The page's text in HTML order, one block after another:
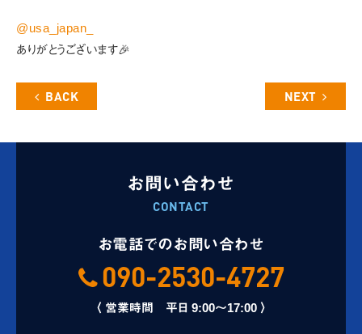
@usa_japan_
ありがとうございます🎉
BACK NEXT
お問い合わせ
CONTACT
お電話でのお問い合わせ
090-2530-4727
〈 営業時間 平日 9:00～17:00 〉